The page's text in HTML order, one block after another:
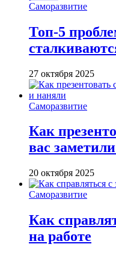
Саморазвитие
Топ-5
27 октября 2025
Саморазвитие
Как
вас
20 октября 2025
Саморазвитие
Как
на работе